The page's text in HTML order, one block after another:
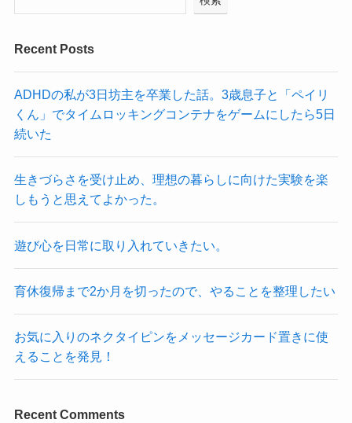
Recent Posts
ADHDの私が3日坊主を卒業した話。3歳息子と「ペイリ
くん」でタイムロッキングコンテナをゲームにしたら5日
続いた
生きづらさを受け止め、理想の暮らしに向けた実験を楽
しもうと思えてよかった。
遊び心を日常に取り入れていきたい。
育休復帰まで2か月を切ったので、やることを整理したい
お気に入りのネクタイピンをメッセージカード置きに使
えることを発見！
Recent Comments